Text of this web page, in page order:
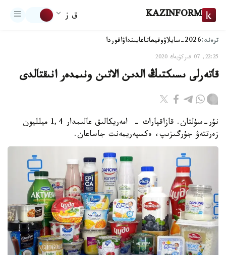
KAZINFORM ق ز
ترەند:2026-سايلاۋ وقيعاتاعايىنداۋاقوردا
22:25, 07 قىركۇيەك 2020
قاتەرلى ىسىكتىڭ الدىن الاتىن ونىمدەر انىقتالدى
نۇر-سۇلتان. قازاقپارات - ​ امەريكالىق عالىمدار 1,4 ميلليون
زەرتتەۋ جۇرگىزىپ، ەكسپەريمەنت جاساعان.